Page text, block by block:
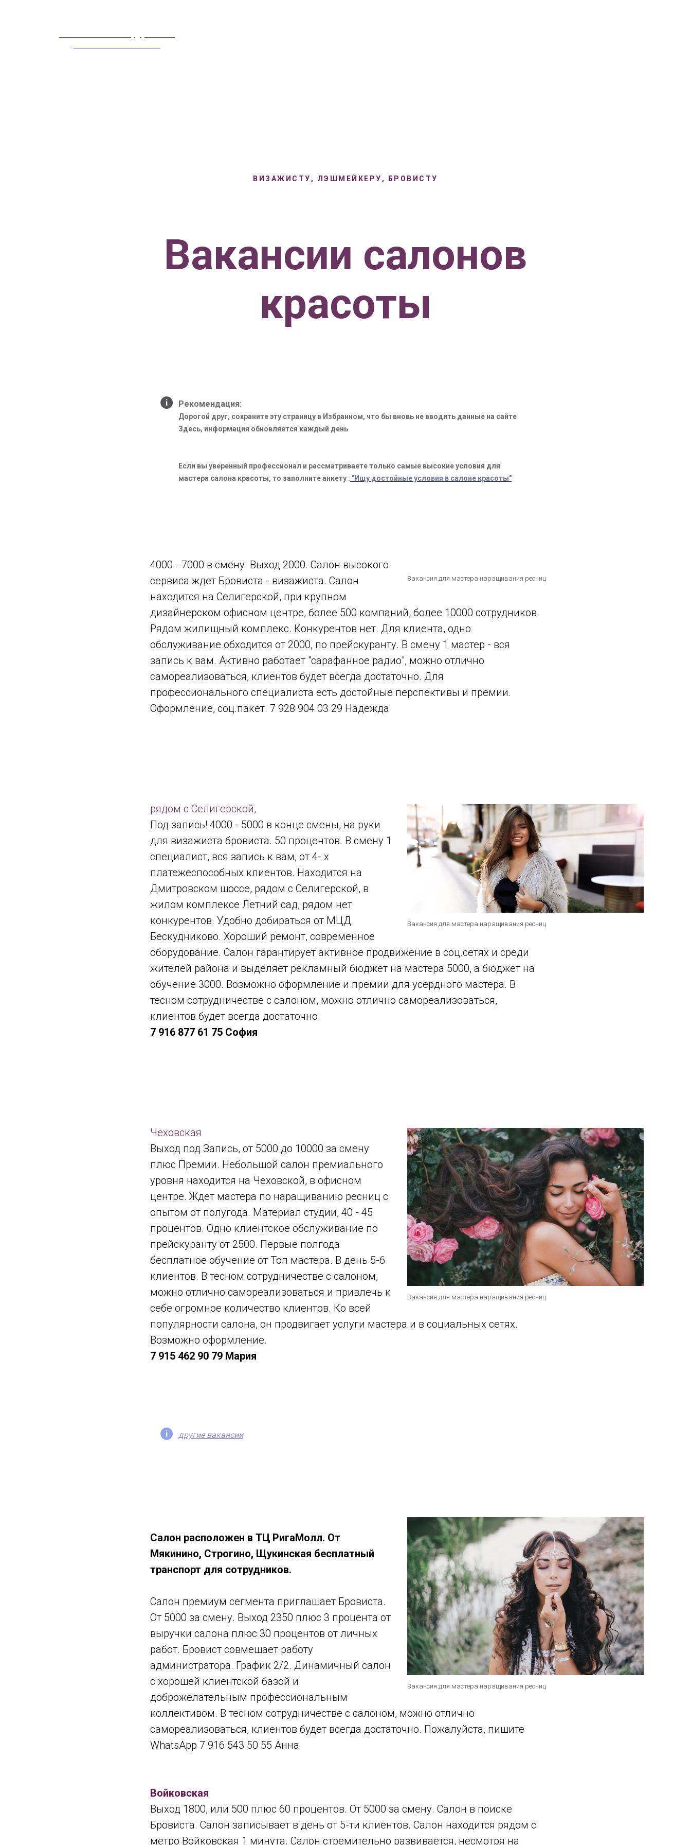
ВИЗАЖИСТУ, ЛЭШМЕЙКЕРУ, БРОВИСТУ
Вакансии салонов
красоты
Рекомендация:
Дорогой друг, сохраните эту страницу в Избранном, что бы вновь не вводить данные на сайте
Здесь, информация обновляется каждый день
Если вы уверенный профессионал и рассматриваете только самые высокие условия для
мастера салона красоты, то заполните анкету : "Ищу достойные условия в салоне красоты"
Вакансия для мастера наращивания ресниц
4000 - 7000 в смену. Выход 2000. Салон высокого
сервиса ждет Бровиста - визажиста. Салон
находится на Селигерской, при крупном
дизайнерском офисном центре, более 500 компаний, более 10000 сотрудников.
Рядом жилищный комплекс. Конкурентов нет. Для клиента, одно
обслуживание обходится от 2000, по прейскуранту. В смену 1 мастер - вся
запись к вам. Активно работает "сарафанное радио", можно отлично
самореализоваться, клиентов будет всегда достаточно. Для
профессионального специалиста есть достойные перспективы и премии.
Оформление, соц.пакет. 7 928 904 03 29 Надежда
Вакансия для мастера наращивания ресниц
рядом с Селигерской,
Под запись! 4000 - 5000 в конце смены, на руки
для визажиста бровиста. 50 процентов. В смену 1
специалист, вся запись к вам, от 4- х
платежеспособных клиентов. Находится на
Дмитровском шоссе, рядом с Селигерской, в
жилом комплексе Летний сад, рядом нет
конкурентов. Удобно добираться от МЦД
Бескудниково. Хороший ремонт, современное
оборудование. Салон гарантирует активное продвижение в соц.сетях и среди
жителей района и выделяет рекламный бюджет на мастера 5000, а бюджет на
обучение 3000. Возможно оформление и премии для усердного мастера. В
тесном сотрудничестве с салоном, можно отлично самореализоваться,
клиентов будет всегда достаточно.
7 916 877 61 75 София
Вакансия для мастера наращивания ресниц
Чеховская
Выход под Запись, от 5000 до 10000 за смену
плюс Премии. Небольшой салон премиального
уровня находится на Чеховской, в офисном
центре. Ждет мастера по наращиванию ресниц с
опытом от полугода. Материал студии, 40 - 45
процентов. Одно клиентское обслуживание по
прейскуранту от 2500. Первые полгода
бесплатное обучение от Топ мастера. В день 5-6
клиентов. В тесном сотрудничестве с салоном,
можно отлично самореализоваться и привлечь к
себе огромное количество клиентов. Ко всей
популярности салона, он продвигает услуги мастера и в социальных сетях.
Возможно оформление.
7 915 462 90 79 Мария
другие вакансии
Вакансия для мастера наращивания ресниц
Салон расположен в ТЦ РигаМолл. От
Мякинино, Строгино, Щукинская бесплатный
транспорт для сотрудников.
Салон премиум сегмента приглашает Бровиста.
От 5000 за смену. Выход 2350 плюс 3 процента от
выручки салона плюс 30 процентов от личных
работ. Бровист совмещает работу
администратора. График 2/2. Динамичный салон
с хорошей клиентской базой и
доброжелательным профессиональным
коллективом. В тесном сотрудничестве с салоном, можно отлично
самореализоваться, клиентов будет всегда достаточно. Пожалуйста, пишите
WhatsApp 7 916 543 50 55 Анна
Войковская
Выход 1800, или 500 плюс 60 процентов. От 5000 за смену. Салон в поиске
Бровиста. Салон записывает в день от 5-ти клиентов. Салон находится рядом с
метро Войковская 1 минута. Салон стремительно развивается, несмотря на